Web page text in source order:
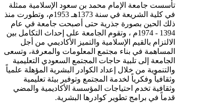
تأسست جامعة الإمام محمد بن سعود الإسلامية ممثلة
في كلية الشريعة في سنة 1373هـ 1953م، وتطورت منذ
ذلك الحين بصورة جذرية حتى أصبحت جامعة في عام
1394 - 1974م ، وتقوم الجامعة على إحداث التكامل بين
الالتزام بالقيم الإسلامية والتميز الأكاديمي من أجل
المساهمة في بناء مجتمع المعلومات والمعرفة، وتسعى
الجامعة إلى تلبية حاجات المجتمع السعودي التعليمية
والتنموية من خلال إعداد الكوادر البشرية المؤهلة علمياً
وثقافياً وفكرياً لخدمة المجتمع وتوفير بيئة تعليمية
وثقافية تخدم احتياجات المؤسسة الأكاديمية والمضي
قدماً في برامج تطوير كوادرها البشرية.